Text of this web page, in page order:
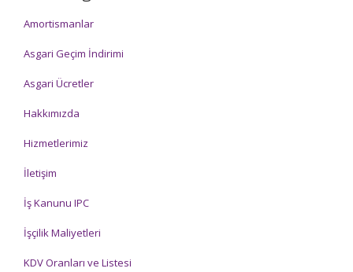
Amortismanlar
Asgari Geçim İndirimi
Asgari Ücretler
Hakkımızda
Hizmetlerimiz
İletişim
İş Kanunu IPC
İşçilik Maliyetleri
KDV Oranları ve Listesi